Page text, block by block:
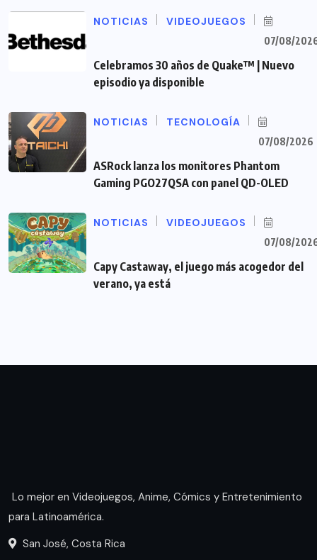
NOTICIAS VIDEOJUEGOS
07/08/
Celebramos 30 años de Quake™ | Nuevo
episodio ya disponible
NOTICIAS TECNOLOGÍA
07/08/2026
ASRock lanza los monitores Phantom
Gaming PGO27QSA con panel QD-OLED
NOTICIAS VIDEOJUEGOS
07/08/
Capy Castaway, el juego más acogedor del
verano, ya está
Lo mejor en Videojuegos, Anime, Cómics y Entretenimiento
para Latinoamérica.
San José, Costa Rica